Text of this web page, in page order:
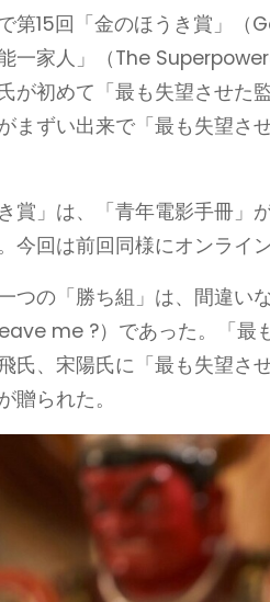
第15回「金のほうき賞」
一家人」（The
が初めて「最も失望させた
まずい出来で「最も失望さ
賞」は、「青年電影手冊
今回は前回同様にオンライ
つの「勝ち組」は、間違い
me ?）であった。「最
氏、宋陽氏に「最も失望さ
贈られた。